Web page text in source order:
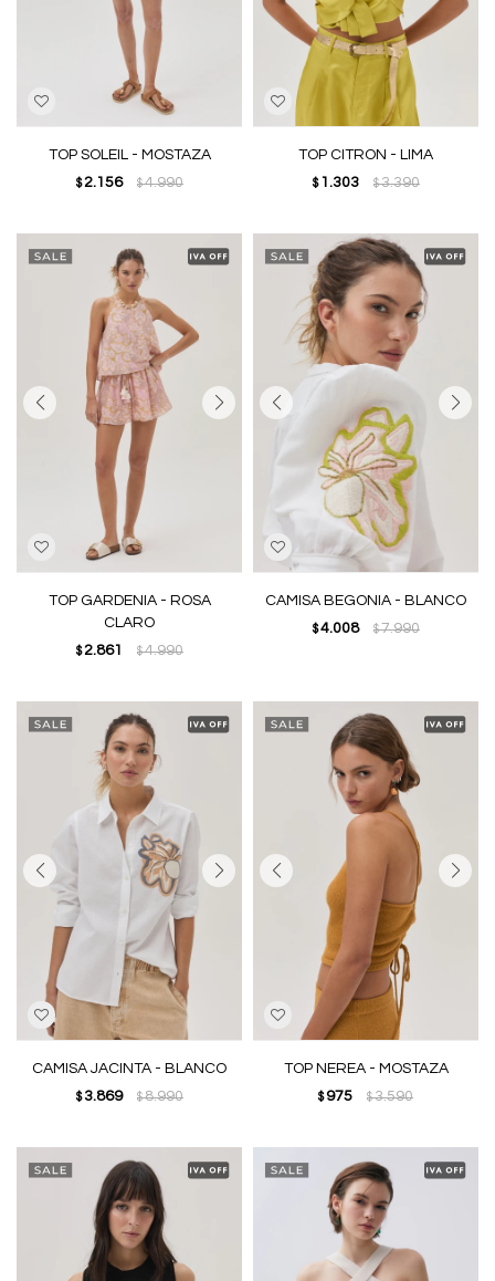
TOP SOLEIL - MOSTAZA
$ 2.156 $4.990
TOP CITRON - LIMA
$ 1.303 $3.390
TOP GARDENIA - ROSA
CLARO
$ 2.861 $4.990
CAMISA BEGONIA - BLANCO
$ 4.008 $7.990
CAMISA JACINTA - BLANCO
$ 3.869 $8.990
TOP NEREA - MOSTAZA
$ 975 $3.590